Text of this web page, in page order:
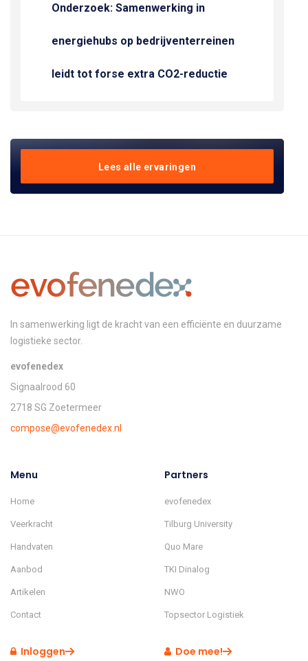
Onderzoek: Samenwerking in
energiehubs op bedrijventerreinen
leidt tot forse extra CO2-reductie
Lees alle ervaringen
In samenwerking ligt de kracht van een efficiënte en duurzame
logistieke sector.
evofenedex
Signaalrood 60
2718 SG Zoetermeer
compose@evofenedex.nl
Menu
Home
Veerkracht
Handvaten
Aanbod
Artikelen
Contact
Partners
evofenedex
Tilburg University
Quo Mare
TKI Dinalog
NWO
Topsector Logistiek
Inloggen Doe mee!